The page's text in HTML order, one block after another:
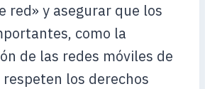
red» y asegurar que los
como la
de las redes móviles de
los derechos